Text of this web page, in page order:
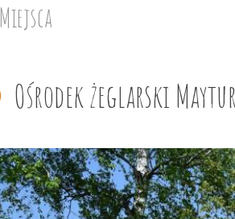
Miejsca
Ośrodek żeglarski